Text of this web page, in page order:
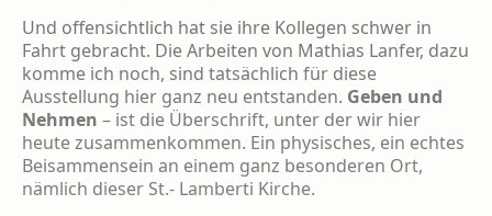
Und offensichtlich hat sie ihre Kollegen schwer in
Fahrt gebracht. Die Arbeiten von Mathias Lanfer, dazu
komme ich noch, sind tatsächlich für diese
Ausstellung hier ganz neu entstanden. Geben und
Nehmen – ist die Überschrift, unter der wir hier
heute zusammenkommen. Ein physisches, ein echtes
Beisammensein an einem ganz besonderen Ort,
nämlich dieser St.- Lamberti Kirche.